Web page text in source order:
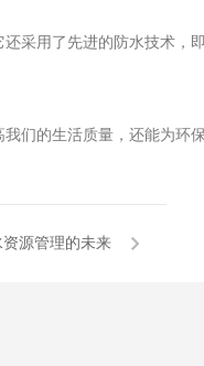
采用了先进的防水技术，即
们的生活质量，还能为环保
源管理的未来